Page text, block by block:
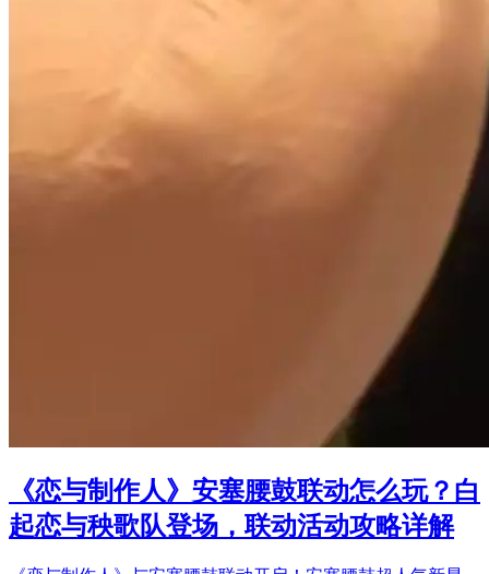
《恋与制作人》安塞腰鼓联动怎么玩？白
起恋与秧歌队登场，联动活动攻略详解